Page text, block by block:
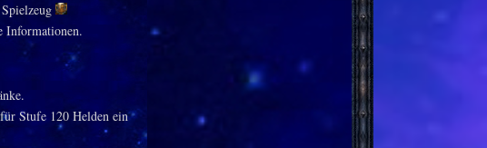
Informationen.
Stufe 120 Helden ein